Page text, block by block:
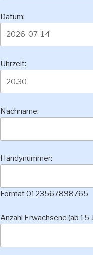
Datum:
Uhrzeit:
Nachname:
Handynummer:
Format 0123567898765
Anzahl Erwachsene (ab 15